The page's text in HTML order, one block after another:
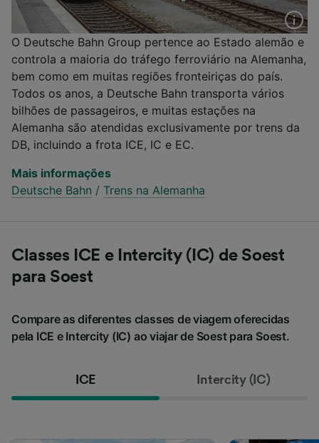
O Deutsche Bahn Group pertence ao Estado alemão e
controla a maioria do tráfego ferroviário na Alemanha,
bem como em muitas regiões fronteiriças do país.
Todos os anos, a Deutsche Bahn transporta vários
bilhões de passageiros, e muitas estações na
Alemanha são atendidas exclusivamente por trens da
DB, incluindo a frota ICE, IC e EC.
Mais informações
Deutsche Bahn / Trens na Alemanha
Classes ICE e Intercity (IC) de Soest
para Soest
Compare as diferentes classes de viagem oferecidas
pela ICE e Intercity (IC) ao viajar de Soest para Soest.
ICE Intercity (IC)